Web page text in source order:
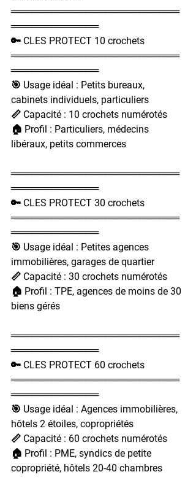
═════════════════════════
═════════════
🔑 CLES PROTECT 10 crochets
═════════════════════════
═════════════
🎯 Usage idéal : Petits bureaux,
cabinets individuels, particuliers
📏 Capacité : 10 crochets numérotés
🏠 Profil : Particuliers, médecins
libéraux, petits commerces
═════════════════════════
═════════════
🔑 CLES PROTECT 30 crochets
═════════════════════════
═════════════
🎯 Usage idéal : Petites agences
immobilières, garages de quartier
📏 Capacité : 30 crochets numérotés
🏠 Profil : TPE, agences de moins de 30
biens gérés
═════════════════════════
═════════════
🔑 CLES PROTECT 60 crochets
═════════════════════════
═════════════
🎯 Usage idéal : Agences immobilières,
hôtels 2 étoiles, copropriétés
📏 Capacité : 60 crochets numérotés
🏠 Profil : PME, syndics de petite
copropriété, hôtels 20-40 chambres